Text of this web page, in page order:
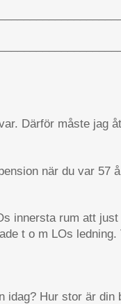
Därför måste jag
när du var 57
innersta rum att
t o m LOs
idag? Hur stor är din